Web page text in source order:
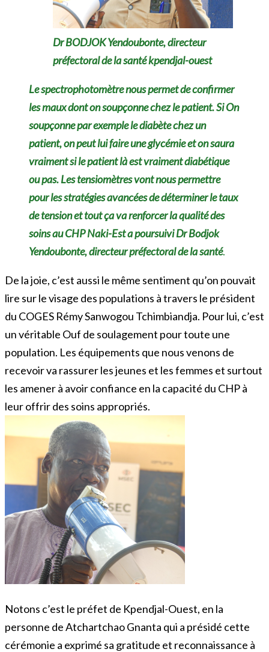
Dr BODJOK Yendoubonte, directeur
préfectoral de la santé kpendjal-ouest
Le spectrophotomètre nous permet de confirmer
les maux dont on soupçonne chez le patient. Si On
soupçonne par exemple le diabète chez un
patient, on peut lui faire une glycémie et on saura
vraiment si le patient là est vraiment diabétique
ou pas. Les tensiomètres vont nous permettre
pour les stratégies avancées de déterminer le taux
de tension et tout ça va renforcer la qualité des
soins au CHP Naki-Est a poursuivi Dr Bodjok
Yendoubonte, directeur préfectoral de la santé.
De la joie, c’est aussi le même sentiment qu’on pouvait
lire sur le visage des populations à travers le président
du COGES Rémy Sanwogou Tchimbiandja. Pour lui, c’est
un véritable Ouf de soulagement pour toute une
population. Les équipements que nous venons de
recevoir va rassurer les jeunes et les femmes et surtout
les amener à avoir confiance en la capacité du CHP à
leur offrir des soins appropriés.
Notons c’est le préfet de Kpendjal-Ouest, en la
personne de Atchartchao Gnanta qui a présidé cette
cérémonie a exprimé sa gratitude et reconnaissance à